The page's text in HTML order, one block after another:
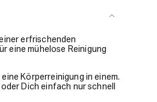
erfrischenden
eine mühelose Reinigung
Körperreinigung in einem.
Dich einfach nur schnell